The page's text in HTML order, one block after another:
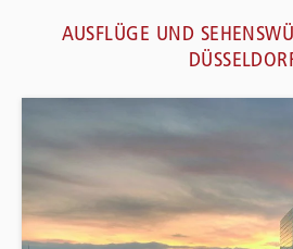
AUSFLÜGE UND